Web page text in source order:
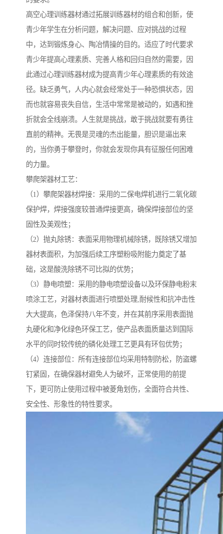
高空心理训练器材通过拓展训练器材的组合和创新，使
青少年学生在分析问题，解决问题、应对挑战的过程
中，达到锻炼身心、陶冶情操的目的。适应了时代要求
青少年提高心理素质、完善人格和回归自然的需要，因
此通过心理训练器材成为提高青少年心理素质的有效途
径。缺乏勇气，人内心就会经常处于一种恐惧状态，因
而也就容易丧失自信，生活中常常是被动的，如遇和挫
折就会全线崩溃。人生就是挑战，敢于挑战就要有勇往
直前的精神。无畏是灵魂的杰出能量，胆识是逼出来
的，当你勇于攀登时，你就会发现你具有征服任何困难
的力量。
攀爬架器材工艺：
（1）攀爬架器材焊接：采用的二保电焊机进行二氧化碳
保护焊，焊接强度较普通焊接更高，确保焊接部位的坚
固性及美观性；
（2）抛丸除锈：表面采用物理机械除锈，既除锈又增加
器材表面积，为加强后续工序塑粉吸附能力奠定了基
础，这是酸洗除锈不可比拟的优势；
（3）静电喷塑：采用的静电喷塑设备以及环保静电粉末
喷涂工艺，对器材表面进行喷塑处理,耐候性和抗冲击性
大大提高，色泽保持八年不变，并在其前序采用表面抛
丸硬化和净化绿色环保工艺，使产品表面质量达到国际
水平的同时较传统的磷化处理工艺更具有环包优势；
（4）连接部位：所有连接部位均采用特制防松，防盗螺
钉紧固，在确保器材避免人为破坏，正常使用的前提
下，更可防止使用过程中被菱角划伤，全面符合共性、
安全性、形象性的特性要求。